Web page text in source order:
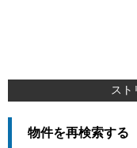
スト
物件を再検索する